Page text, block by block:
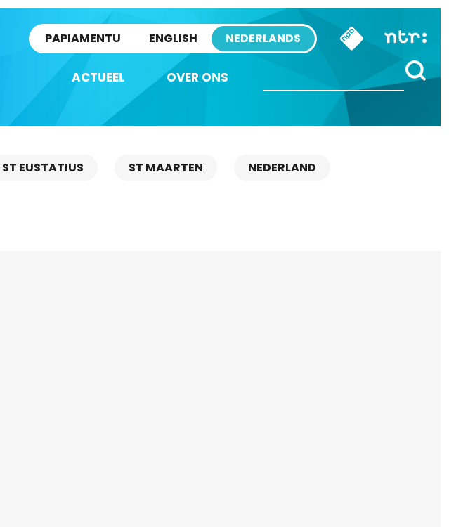
PAPIAMENTU ENGLISH NEDERLANDS
ACTUEEL OVER ONS
ST EUSTATIUS ST MAARTEN NEDERLAND